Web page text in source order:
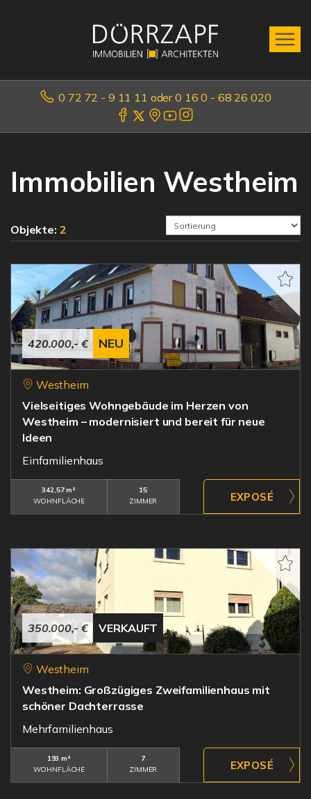
0 72 72 - 9 11 11 oder 0 16 0 - 68 26 020
Immobilien Westheim
Objekte: 2
420.000,- € NEU
Westheim
Vielseitiges Wohngebäude im Herzen von
Westheim – modernisiert und bereit für neue
Ideen
Einfamilienhaus
342,57 m²
WOHNFLÄCHE
15
ZIMMER
350.000,- € VERKAUFT
Westheim
Westheim: Großzügiges Zweifamilienhaus mit
schöner Dachterrasse
Mehrfamilienhaus
193 m²
WOHNFLÄCHE
7
ZIMMER